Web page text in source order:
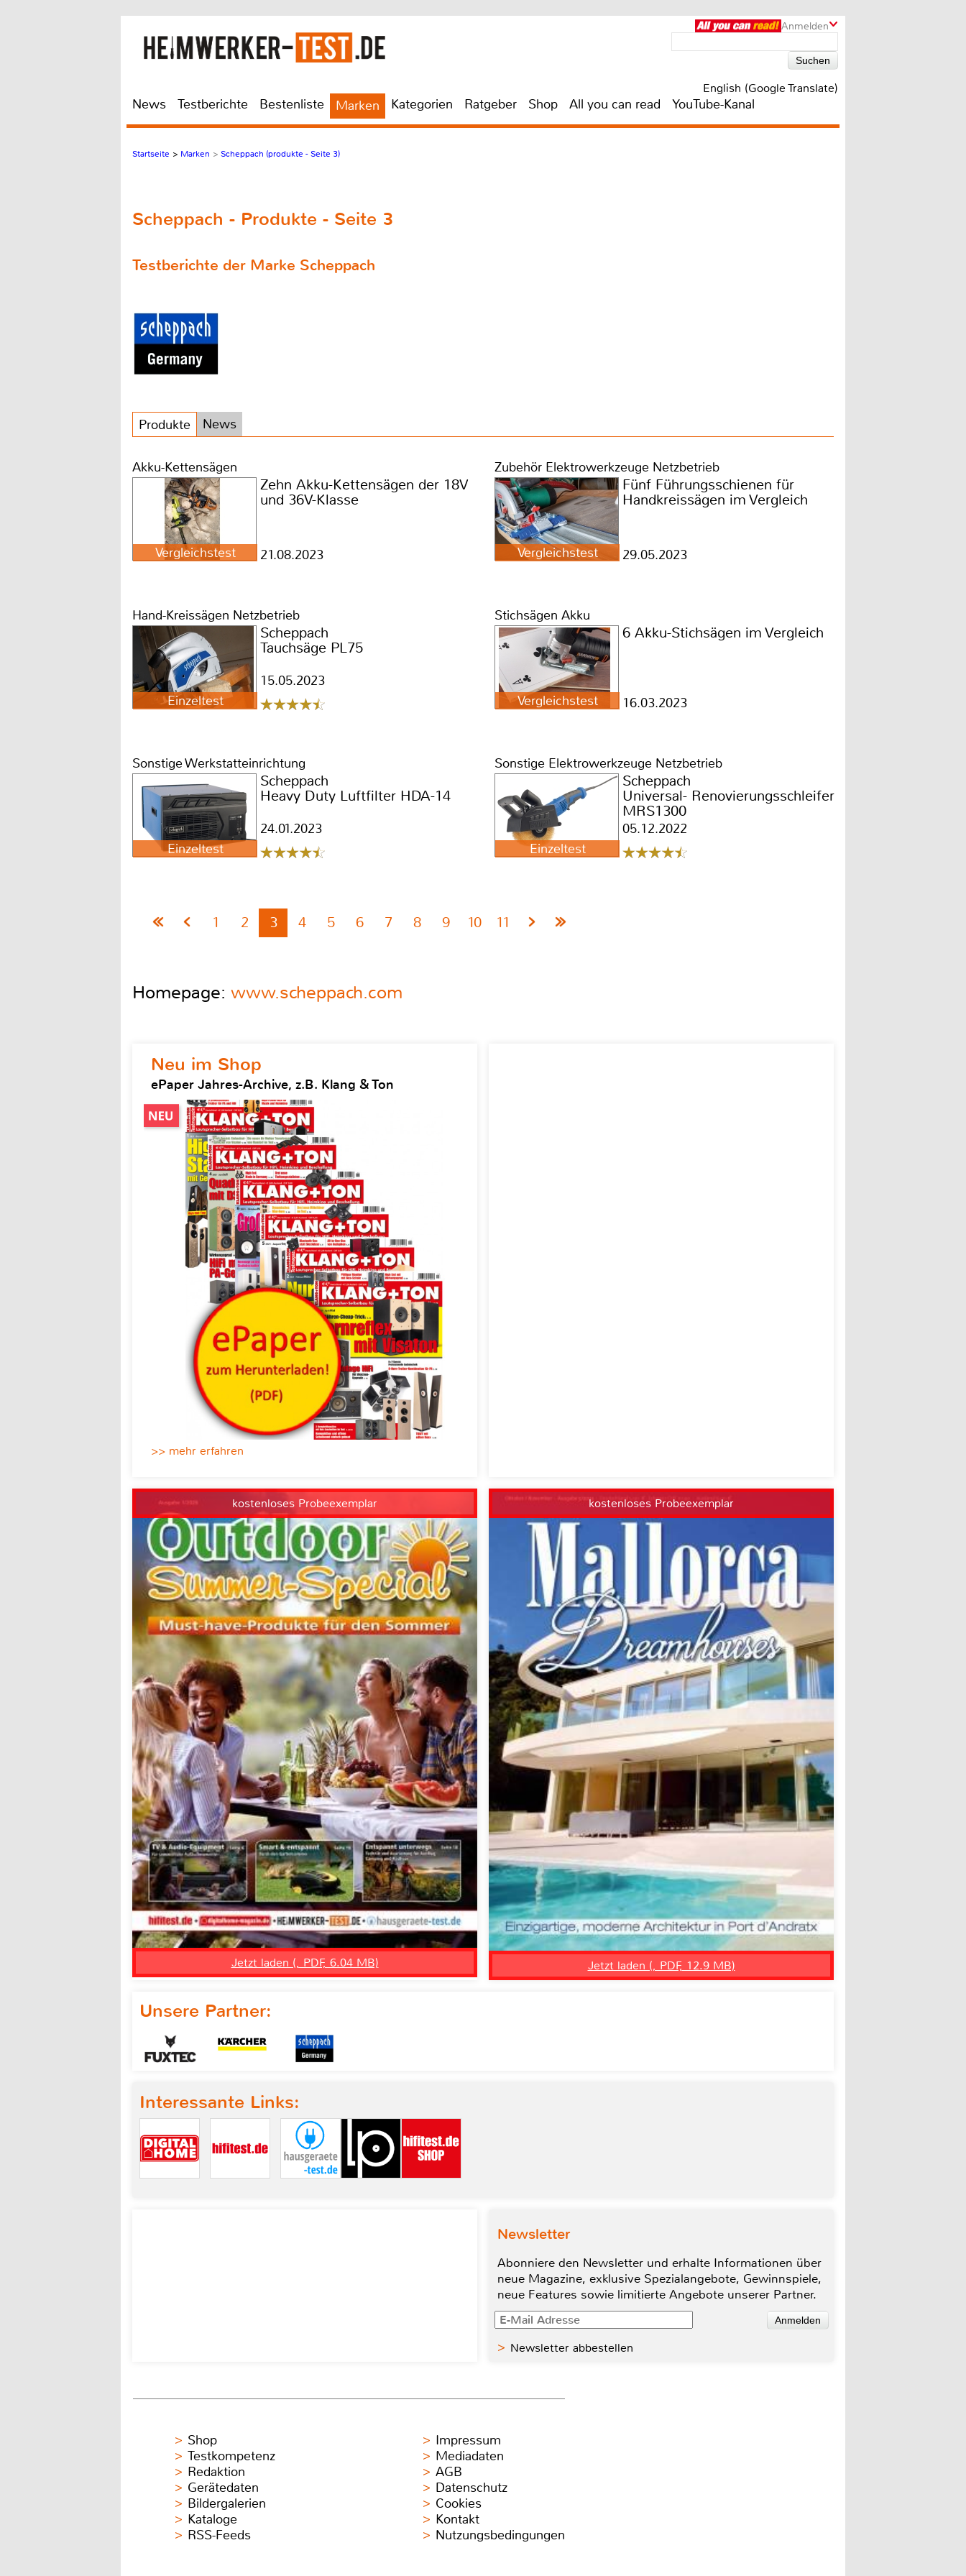
Anmelden
English (Google Translate)
News Testberichte Bestenliste Marken Kategorien Ratgeber Shop All you can read YouTube-Kanal
Startseite > Marken > Scheppach (produkte - Seite 3)
Scheppach - Produkte - Seite 3
Testberichte der Marke Scheppach
Produkte News
Akku-Kettensägen
Vergleichstest
Zehn Akku-Kettensägen der 18V
und 36V-Klasse
21.08.2023
Zubehör Elektrowerkzeuge Netzbetrieb
Vergleichstest
Fünf Führungsschienen für
Handkreissägen im Vergleich
29.05.2023
Hand-Kreissägen Netzbetrieb
Einzeltest
Scheppach
Tauchsäge PL75
15.05.2023
Stichsägen Akku
Vergleichstest
6 Akku-Stichsägen im Vergleich
16.03.2023
Sonstige Werkstatteinrichtung
Einzeltest
Scheppach
Heavy Duty Luftfilter HDA-14
24.01.2023
Sonstige Elektrowerkzeuge Netzbetrieb
Einzeltest
Scheppach
Universal- Renovierungsschleifer
MRS1300
05.12.2022
1 2 3 4 5 6 7 8 9 10 11
Homepage: www.scheppach.com
Neu im Shop
ePaper Jahres-Archive, z.B. Klang & Ton
>> mehr erfahren
kostenloses Probeexemplar
Jetzt laden (, PDF, 6.04 MB)
kostenloses Probeexemplar
Jetzt laden (, PDF, 12.9 MB)
Unsere Partner:
Interessante Links:
Newsletter
Abonniere den Newsletter und erhalte Informationen über
neue Magazine, exklusive Spezialangebote, Gewinnspiele,
neue Features sowie limitierte Angebote unserer Partner.
Newsletter abbestellen
Shop
Testkompetenz
Redaktion
Gerätedaten
Bildergalerien
Kataloge
RSS-Feeds
Impressum
Mediadaten
AGB
Datenschutz
Cookies
Kontakt
Nutzungsbedingungen